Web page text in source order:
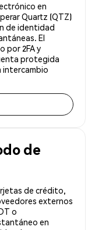
en
Quartz (QTZ)
de identidad
El
por 2FA y
protegida
intercambio
de
de crédito,
externos
o
en